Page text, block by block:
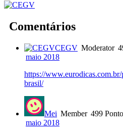
Comentários
CEGV Moderator
maio 2018
https://
brasil/
Mei Member 499
maio 2018